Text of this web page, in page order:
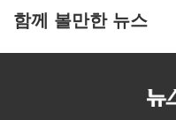
함께 볼만한 뉴스